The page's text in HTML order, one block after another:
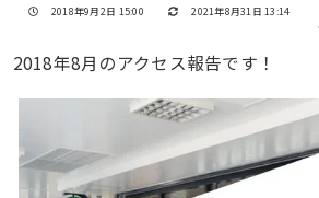
投稿日
2018年9月2日 15:00 更新日
2021年8月31日 13:14
2018年8月のアクセス報告です！